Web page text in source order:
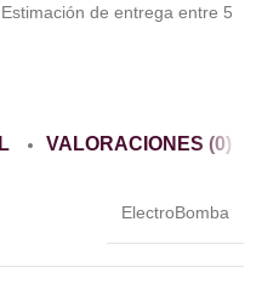
de entrega entre 5
VALORACIONES (0)
ElectroBomba